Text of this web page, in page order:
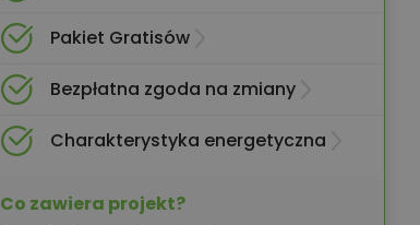
Pakiet Gratisów
Bezpłatna zgoda na zmiany
Charakterystyka energetyczna
Co zawiera projekt?